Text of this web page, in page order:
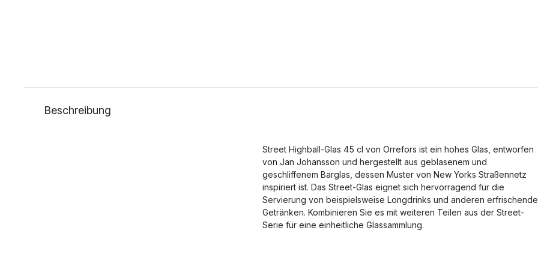
Beschreibung
Street Highball-Glas 45 cl von Orrefors ist ein hohes Glas, entworfen
von Jan Johansson und hergestellt aus geblasenem und
geschliffenem Barglas, dessen Muster von New Yorks Straßennetz
inspiriert ist. Das Street-Glas eignet sich hervorragend für die
Servierung von beispielsweise Longdrinks und anderen
Getränken. Kombinieren Sie es mit weiteren Teilen aus der Street-
Serie für eine einheitliche Glassammlung.